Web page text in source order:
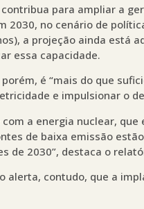
para ampliar a
2030, no cenário de
a projeção ainda está
essa capacidade.
é “mais do que
e impulsionar o
com a energia nuclear,
de baixa emissão
de 2030”, destaca o
alerta, contudo, que a